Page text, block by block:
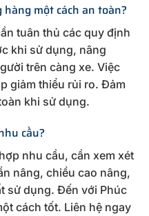
một cách an toàn?
tuân thủ các quy định
khi sử dụng, nâng
trên càng xe. Việc
giảm thiểu rủi ro. Đảm
khi sử dụng.
cầu?
nhu cầu, cần xem xét
nâng, chiều cao nâng,
sử dụng. Đến với Phúc
cách tốt. Liên hệ ngay